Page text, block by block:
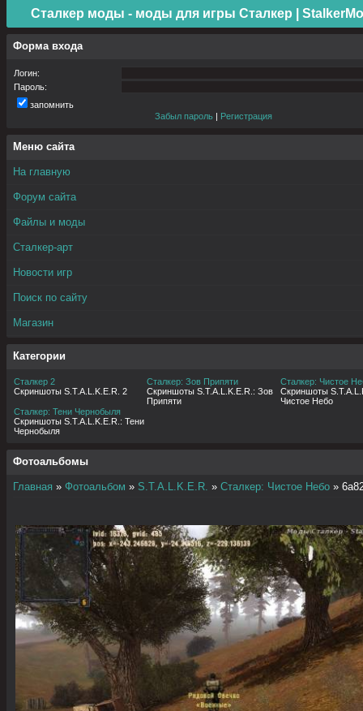
Сталкер моды - моды для игры Сталкер |
Форма входа
Логин:
Пароль:
запомнить
Забыл пароль | Регистрация
Меню сайта
На главную
Форум сайта
Файлы и моды
Сталкер-арт
Новости игр
Поиск по сайту
Магазин
Категории
Сталкер 2
Скриншоты S.T.A.L.K.E.R. 2
Сталкер: Зов Припяти
Скриншоты S.T.A.L.K.E.R.: Зов
Припяти
Сталкер: Чистое
Скриншоты
Чистое Небо
Сталкер: Тени Чернобыля
Скриншоты S.T.A.L.K.E.R.: Тени
Чернобыля
Фотоальбомы
Главная » Фотоальбом » S.T.A.L.K.E.R. » Сталкер: Чистое Небо »